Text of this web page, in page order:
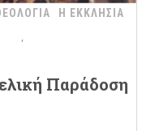
Η ΕΚΚΛΗΣΙΑ
Παράδοση